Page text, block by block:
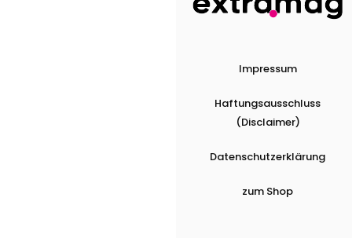
Impressum
Haftungsausschluss
(Disclaimer)
Datenschutzerklärung
zum Shop